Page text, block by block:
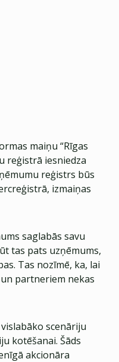
maiņu “Rīgas
reģistrā iesniedza
reģistrs būs
izmaiņas
saglabās savu
tas pats uzņēmums,
Tas nozīmē, ka, lai
partneriem nekas
scenāriju
kotēšanai. Šāds
akcionāra